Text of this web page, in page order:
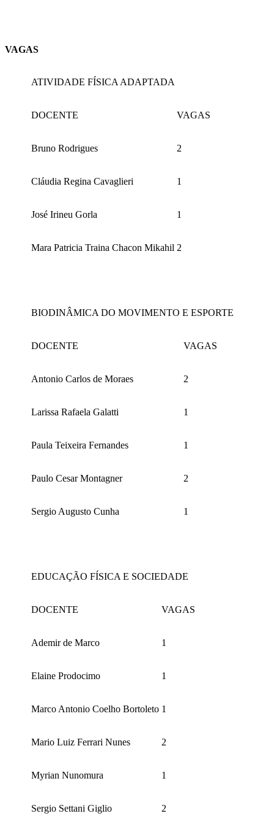
VAGAS
ATIVIDADE FÍSICA ADAPTADA
DOCENTE VAGAS
Bruno Rodrigues 2
Cláudia Regina Cavaglieri 1
José Irineu Gorla 1
Mara Patricia Traina Chacon Mikahil 2
BIODINÂMICA DO MOVIMENTO E ESPORTE
DOCENTE VAGAS
Antonio Carlos de Moraes 2
Larissa Rafaela Galatti 1
Paula Teixeira Fernandes 1
Paulo Cesar Montagner 2
Sergio Augusto Cunha 1
EDUCAÇÃO FÍSICA E SOCIEDADE
DOCENTE VAGAS
Ademir de Marco 1
Elaine Prodocimo 1
Marco Antonio Coelho Bortoleto 1
Mario Luiz Ferrari Nunes 2
Myrian Nunomura 1
Sergio Settani Giglio 2